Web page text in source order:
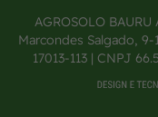
AGROSOLO BAURU
Marcondes Salgado, 9-
17013-113 | CNPJ